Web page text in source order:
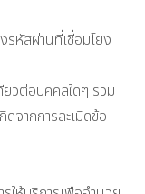
รหัสผ่านที่เชื่อมโยง
วต่อบุคคลใดๆ รวม
จากการละเมิดข้อ